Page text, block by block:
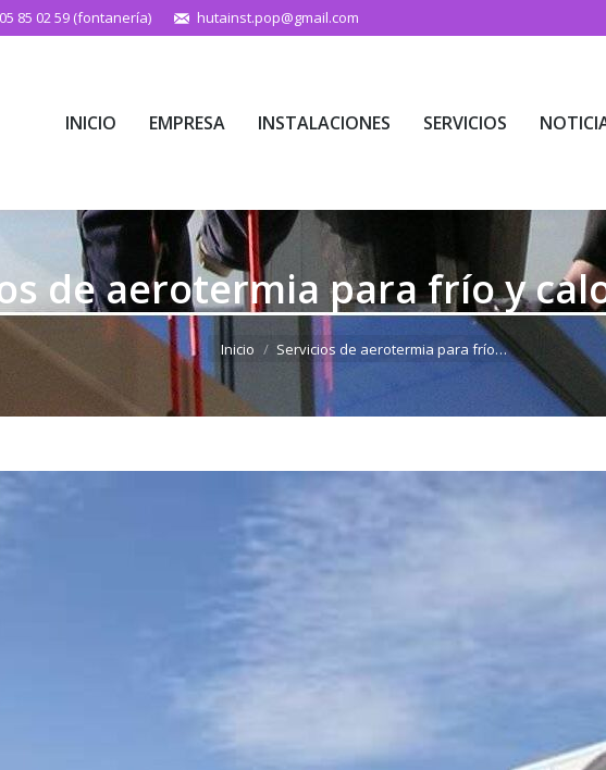
85 02 59 (fontanería) hutainst.pop@gmail.com
INICIO EMPRESA INSTALACIONES SERVICIOS
de aerotermia para frío y
Estás aquí:
Inicio Servicios de aerotermia para frío…